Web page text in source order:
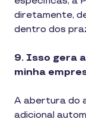
diretamente,
dentro dos
9. Isso gera
minha
A abertura do
adicional